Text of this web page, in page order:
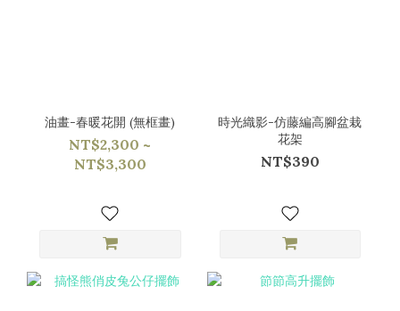
油畫-春暖花開 (無框畫)
NT$2,300 ~
NT$3,300
時光織影-仿藤編高腳盆栽
花架
NT$390